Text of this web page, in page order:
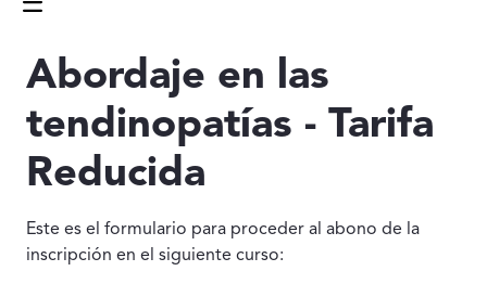
Contenido principal
Abordaje en las
tendinopatías - Tarifa
Reducida
Este es el formulario para proceder al abono de la
inscripción en el siguiente curso: